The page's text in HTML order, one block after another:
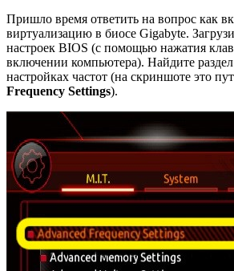
Пришло время ответить на вопрос как
виртуализацию в биосе Gigabyte.
настроек BIOS (с помощью нажатия
включении компьютера). Найдите
настройках частот (на скриншоте это
Frequency Settings).